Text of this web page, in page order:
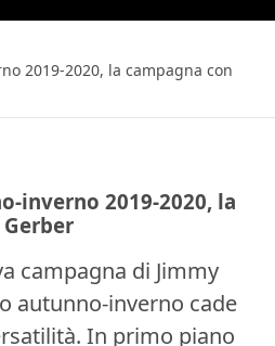
2019-2020, la campagna con
inverno 2019-2020, la
campagna di Jimmy
autunno-inverno cade
In primo piano